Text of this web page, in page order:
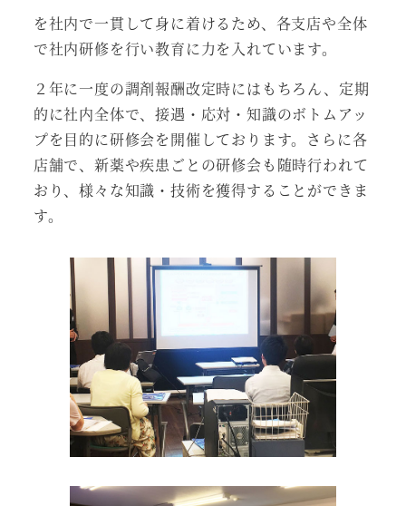
を社内で一貫して身に着けるため、各支店や全体
で社内研修を行い教育に力を入れています。
２年に一度の調剤報酬改定時にはもちろん、定期
的に社内全体で、接遇・応対・知識のボトムアッ
プを目的に研修会を開催しております。さらに各
店舗で、新薬や疾患ごとの研修会も随時行われて
おり、様々な知識・技術を獲得することができま
す。